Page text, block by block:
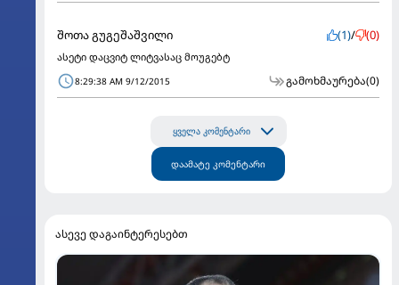
შოთა გუგეშაშვილი (1)/ (0)
ასეტი დაცვიტ ლიტვასაც მოუგებტ
8:29:38 AM 9/12/2015 გამოხმაურება(0)
ყველა კომენტარი
დაამატე კომენტარი
ასევე დაგაინტერესებთ